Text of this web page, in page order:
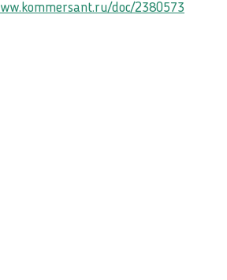
doc/2380573